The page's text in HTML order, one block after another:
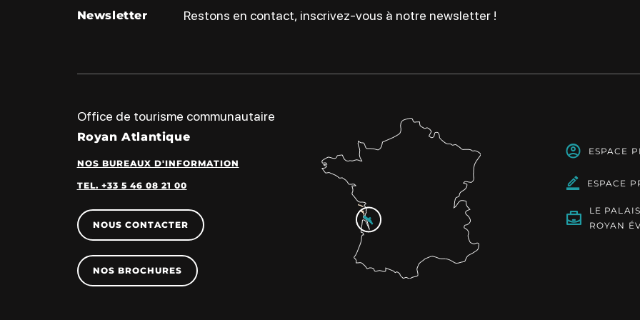
Newsletter Restons en contact, inscrivez-vous à notre newsletter !
Office de tourisme communautaire
Royan Atlantique
NOS BUREAUX D'INFORMATION
TEL. +33 5 46 08 21 00
NOUS CONTACTER
NOS BROCHURES
ESPACE
ESPACE
LE PALAIS
ROYAN